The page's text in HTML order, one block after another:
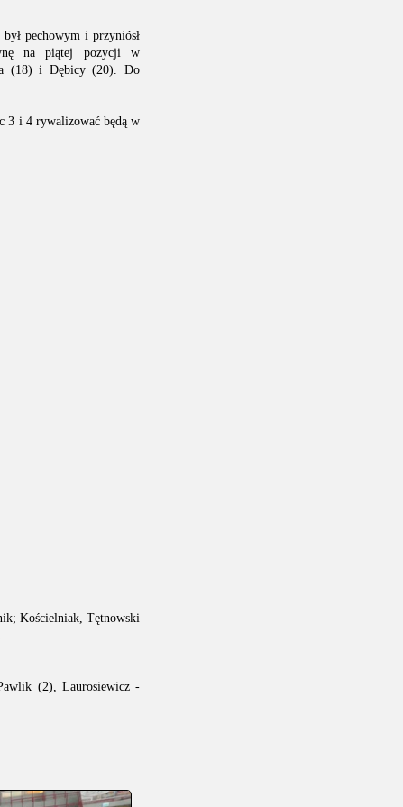
pechowym i przyniósł
na piątej pozycji w
(18) i Dębicy (20). Do
3 i 4 rywalizować będą w
Kościelniak, Tętnowski
(2), Laurosiewicz -